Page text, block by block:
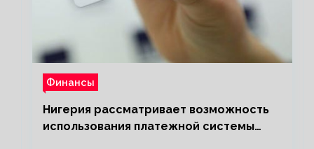
Финансы
Нигерия рассматривает возможность
использования платежной системы